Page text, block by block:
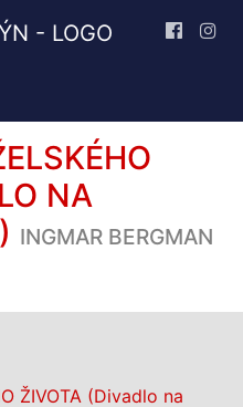
NA
INGMAR BERGMAN